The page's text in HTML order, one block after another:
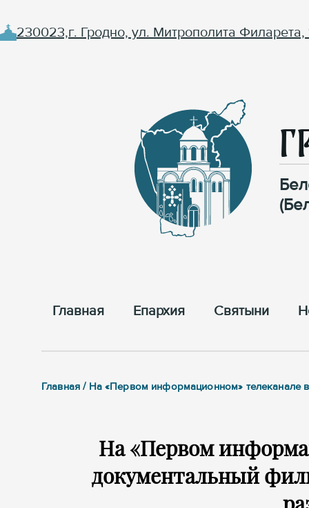
230023,г. Гродно, ул. Митрополита Филарета,
Главная Епархия Cвятыни
Главная / На «Первом информационном» телеканале
На «Первом
документальный